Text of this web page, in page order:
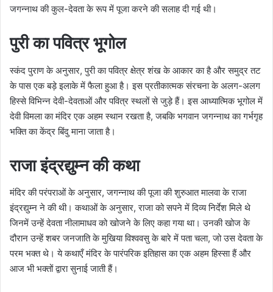
जगन्नाथ की कुल-देवता के रूप में पूजा करने की सलाह दी गई थी।
पुरी का पवित्र भूगोल
स्कंद पुराण के अनुसार, पुरी का पवित्र क्षेत्र शंख के आकार का है और समुद्र तट
के पास एक बड़े इलाके में फैला हुआ है। इस प्रतीकात्मक संरचना के अलग-अलग
हिस्से विभिन्न देवी-देवताओं और पवित्र स्थलों से जुड़े हैं। इस आध्यात्मिक भूगोल में
देवी विमला का मंदिर एक अहम स्थान रखता है, जबकि भगवान जगन्नाथ का गर्भगृह
भक्ति का केंद्र बिंदु माना जाता है।
राजा इंद्रद्युम्न की कथा
मंदिर की परंपराओं के अनुसार, जगन्नाथ की पूजा की शुरुआत मालवा के राजा
इंद्रद्युम्न ने की थी। कथाओं के अनुसार, राजा को सपने में दिव्य निर्देश मिले थे
जिनमें उन्हें देवता नीलामाधव को खोजने के लिए कहा गया था। उनकी खोज के
दौरान उन्हें शबर जनजाति के मुखिया विश्ववसु के बारे में पता चला, जो उस देवता के
परम भक्त थे। ये कथाएँ मंदिर के पारंपरिक इतिहास का एक अहम हिस्सा हैं और
आज भी भक्तों द्वारा सुनाई जाती हैं।